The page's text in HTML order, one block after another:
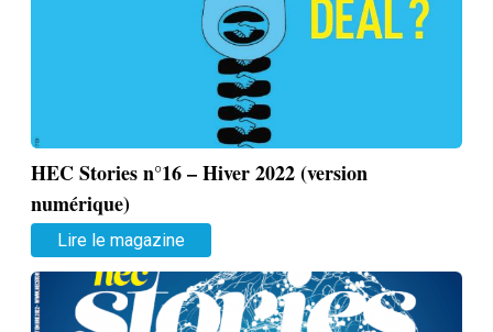
HEC Stories n°16 – Hiver 2022 (version
numérique)
Lire le magazine